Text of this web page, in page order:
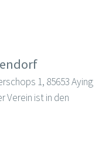
1, 85653 Aying
Verein ist in den